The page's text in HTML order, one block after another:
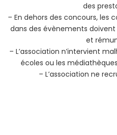
des
– En dehors des concours, les
dans des évènements
et
– L’association n’intervient
écoles ou les
– L’association ne